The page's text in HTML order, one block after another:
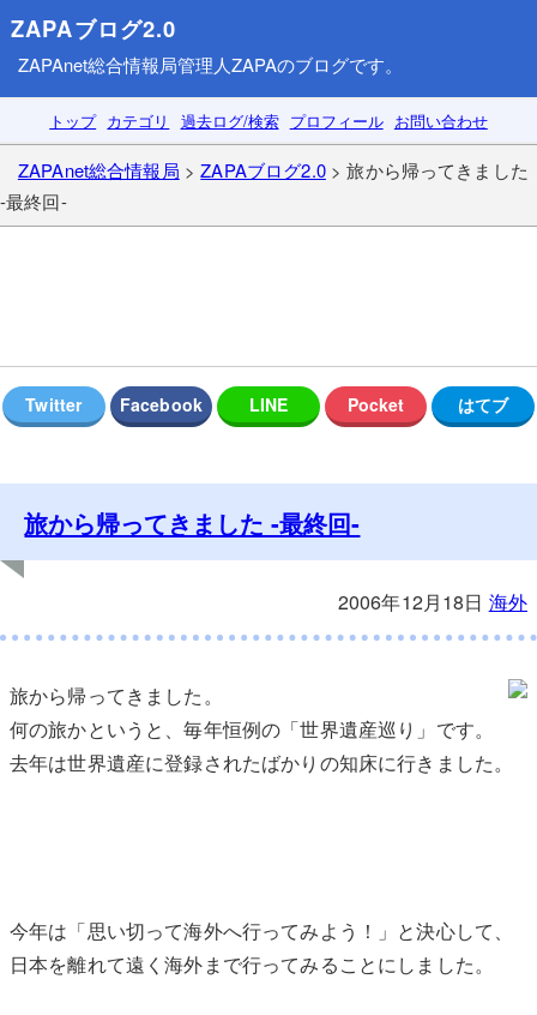
ZAPAブログ2.0
ZAPAnet総合情報局管理人ZAPAのブログです。
トップ カテゴリ 過去ログ/検索 プロフィール お問い合わせ
ZAPAnet総合情報局 >ZAPAブログ2.0> 旅から帰ってきました
-最終回-
旅から帰ってきました -最終回-
2006年12月18日 海外
旅から帰ってきました。
何の旅かというと、毎年恒例の「世界遺産巡り」です。
去年は世界遺産に登録されたばかりの知床に行きました。
今年は「思い切って海外へ行ってみよう！」と決心して、
日本を離れて遠く海外まで行ってみることにしました。